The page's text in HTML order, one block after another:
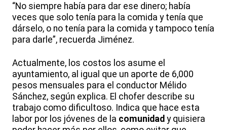
“No siempre había para dar ese dinero; había
veces que solo tenía para la comida y tenía que
dárselo, o no tenía para la comida y tampoco tenía
para darle”, recuerda Jiménez.
Actualmente, los costos los asume el
ayuntamiento, al igual que un aporte de 6,000
pesos mensuales para el conductor Mélido
Sánchez, según explica. El chofer describe su
trabajo como dificultoso. Indica que hace esta
labor por los jóvenes de la comunidad y quisiera